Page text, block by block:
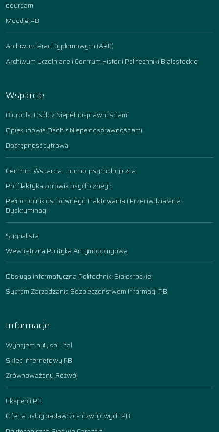
eduroam
Moodle PB
Archiwum Prac Dyplomowych (APD)
Archiwum Uczelniane i Centrum Historii Politechniki Białostockiej
Wsparcie
Biuro ds. Osób z Niepełnosprawnościami
Opiekunowie Osób z Niepełnosprawnościami
Dostępność cyfrowa
Centrum Wsparcia – pomoc psychologiczna
Profilaktyka zdrowia psychicznego
Pełnomocnik ds. Równego Traktowania i Przeciwdziałania
Dyskryminacji
Sygnalista
Wewnętrzna Polityka Antymobbingowa
Obsługa informatyczna Politechniki Białostockiej
System Zarządzania Bezpieczeństwem Informacji PB
Informacje
Wynajem auli, sal i hal
Sklep internetowy PB
Zrównoważony Rozwój
Eksperci PB
Oferta usług badawczo-rozwojowych PB